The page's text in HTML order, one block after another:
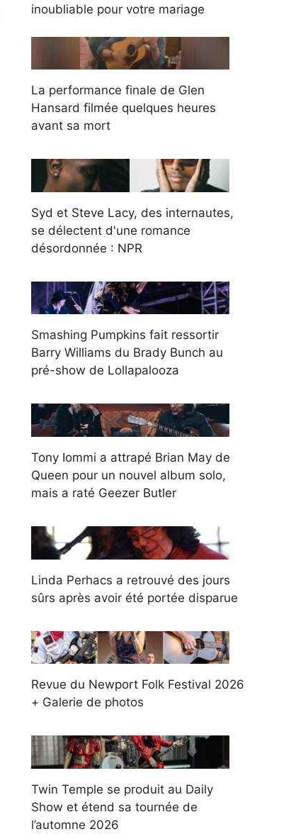
inoubliable pour votre mariage
La performance finale de Glen
Hansard filmée quelques heures
avant sa mort
Syd et Steve Lacy, des internautes,
se délectent d'une romance
désordonnée : NPR
Smashing Pumpkins fait ressortir
Barry Williams du Brady Bunch au
pré-show de Lollapalooza
Tony Iommi a attrapé Brian May de
Queen pour un nouvel album solo,
mais a raté Geezer Butler
Linda Perhacs a retrouvé des jours
sûrs après avoir été portée disparue
Revue du Newport Folk Festival 2026
+ Galerie de photos
Twin Temple se produit au Daily
Show et étend sa tournée de
l’automne 2026